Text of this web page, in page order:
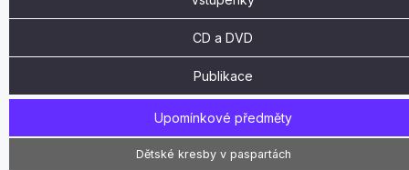
CD a DVD
Publikace
Upomínkové předměty
Dětské kresby v paspartách